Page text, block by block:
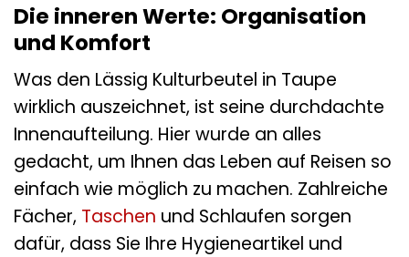
Die inneren Werte: Organisation
und Komfort
Was den Lässig Kulturbeutel in Taupe
wirklich auszeichnet, ist seine durchdachte
Innenaufteilung. Hier wurde an alles
gedacht, um Ihnen das Leben auf Reisen so
einfach wie möglich zu machen. Zahlreiche
Fächer, Taschen und Schlaufen sorgen
dafür, dass Sie Ihre Hygieneartikel und